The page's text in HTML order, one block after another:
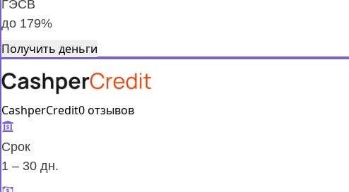
ГЭСВ
до 179%
Получить деньги
CashperCredit0 отзывов
Срок
1 – 30 дн.